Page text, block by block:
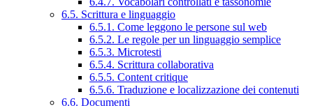
6.5. Scrittura e linguaggio
6.5.1. Come leggono le persone sul web
6.5.2. Le regole per un linguaggio semplice
6.5.3. Microtesti
6.5.4. Scrittura collaborativa
6.5.5. Content critique
6.5.6. Traduzione e localizzazione dei contenuti
6.6. Documenti